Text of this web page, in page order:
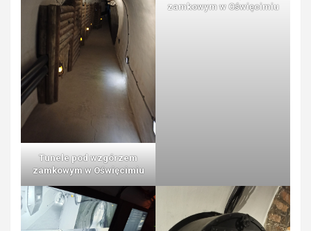
Tunele pod wzgórzem
zamkowym w Oświęcimiu
zamkowym w Oświęcimiu